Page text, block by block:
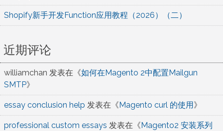
Shopify新手开发Function应用教程（2026）（二）
近期评论
williamchan 发表在《如何在Magento 2中配置Mailgun
SMTP》
essay conclusion help 发表在《Magento curl 的使用》
professional custom essays 发表在《Magento2 安装系列